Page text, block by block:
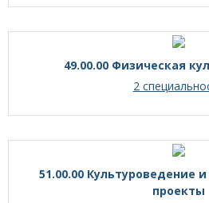
49.00.00 Физическая
2
51.00.00 Культуроведение
проекты